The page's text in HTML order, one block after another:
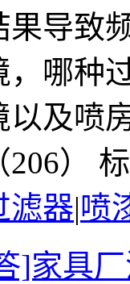
果导致
，哪种
以及喷
）
滤器|喷
]家具